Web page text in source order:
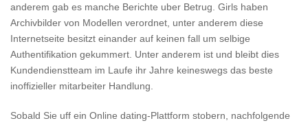
anderem gab es manche Berichte uber Betrug. Girls haben
Archivbilder von Modellen verordnet, unter anderem diese
Internetseite besitzt einander auf keinen fall um selbige
Authentifikation gekummert. Unter anderem ist und bleibt dies
Kundendienstteam im Laufe ihr Jahre keineswegs das beste
inoffizieller mitarbeiter Handlung.
Sobald Sie uff ein Online dating-Plattform stobern, nachfolgende